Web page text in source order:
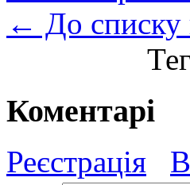
← До списку
Коментарі
Реєстрація